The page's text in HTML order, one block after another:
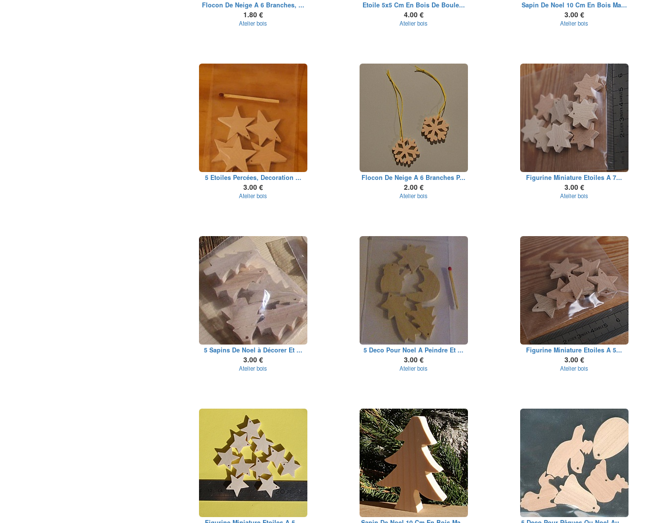
Flocon De Neige A 6 Branches, ...
1.80 €
Atelier bois
Etoile 5x5 Cm En Bois De Boule...
4.00 €
Atelier bois
Sapin De Noel 10 Cm En Bois Ma...
3.00 €
Atelier bois
5 Etoiles Percées, Decoration ...
3.00 €
Atelier bois
Flocon De Neige A 6 Branches P...
2.00 €
Atelier bois
Figurine Miniature Etoiles A 7...
3.00 €
Atelier bois
5 Sapins De Noel à Décorer Et ...
3.00 €
Atelier bois
5 Deco Pour Noel A Peindre Et ...
3.00 €
Atelier bois
Figurine Miniature Etoiles A 5...
3.00 €
Atelier bois